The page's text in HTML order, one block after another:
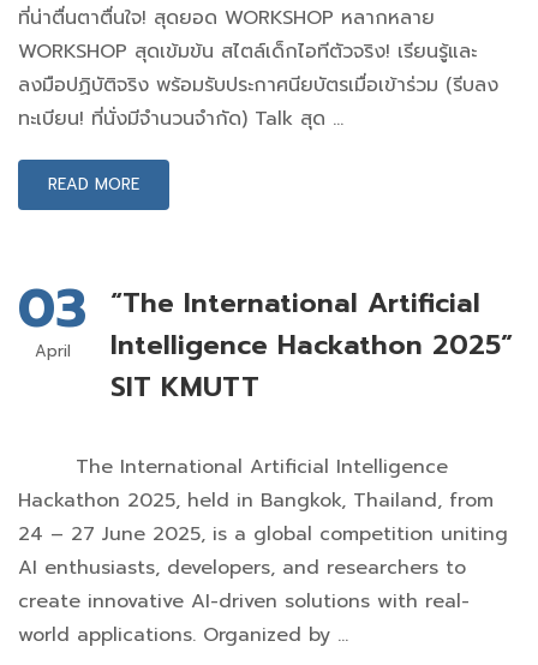
ที่น่าตื่นตาตื่นใจ! สุดยอด WORKSHOP หลากหลาย
WORKSHOP สุดเข้มข้น สไตล์เด็กไอทีตัวจริง! เรียนรู้และ
ลงมือปฏิบัติจริง พร้อมรับประกาศนียบัตรเมื่อเข้าร่วม (รีบลง
ทะเบียน! ที่นั่งมีจำนวนจำกัด) Talk สุด …
READ MORE
03
April
“The International Artificial
Intelligence Hackathon 2025”
SIT KMUTT
The International Artificial Intelligence
Hackathon 2025, held in Bangkok, Thailand, from
24 – 27 June 2025, is a global competition uniting
AI enthusiasts, developers, and researchers to
create innovative AI-driven solutions with real-
world applications. Organized by …